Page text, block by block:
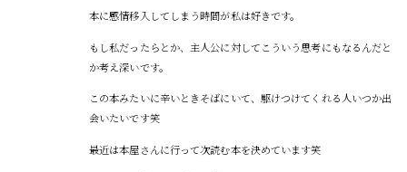
本に感情移入してしまう時間が私は好きです。
もし私だったらとか、主人公に対してこういう思考にもなるんだと
か考え深いです。
この本みたいに辛いときそばにいて、駆けつけてくれる人いつか出
会いたいです笑
最近は本屋さんに行って次読む本を決めています笑